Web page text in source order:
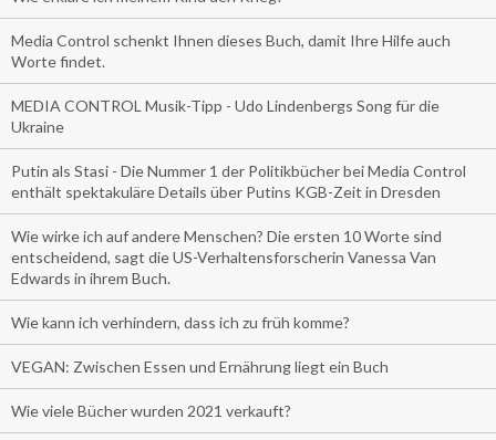
Media Control schenkt Ihnen dieses Buch, damit Ihre Hilfe auch
Worte findet.
MEDIA CONTROL Musik-Tipp - Udo Lindenbergs Song für die
Ukraine
Putin als Stasi - Die Nummer 1 der Politikbücher bei Media Control
enthält spektakuläre Details über Putins KGB-Zeit in Dresden
Wie wirke ich auf andere Menschen? Die ersten 10 Worte sind
entscheidend, sagt die US-Verhaltensforscherin Vanessa Van
Edwards in ihrem Buch.
Wie kann ich verhindern, dass ich zu früh komme?
VEGAN: Zwischen Essen und Ernährung liegt ein Buch
Wie viele Bücher wurden 2021 verkauft?